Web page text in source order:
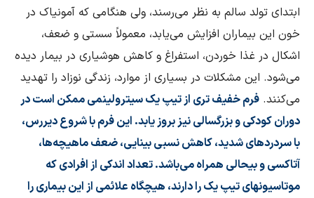
ابتدای تولد سالم به نظر می‌رسند، ولی هنگامی که آمونیاک در
خون این بیماران افزایش می‌یابد، معمولاً سستی و ضعف،
اشکال در غذا خوردن، استفراغ و کاهش هوشیاری در بیمار دیده
می‌شود. این مشکلات در بسیاری از موارد، زندگی نوزاد را تهدید
می‌کنند. فرم خفیف‌ تری از تیپ یک سیترولینمی ممکن است در
دوران کودکی و بزرگسالی نیز بروز یابد. این فرم با شروع دیررس،
با سردردهای شدید، کاهش نسبی بینایی، ضعف ماهیچه‌ها،
آتاکسی و بیحالی همراه می‌باشد. تعداد اندکی از افرادی که
موتاسیونهای تیپ یک را دارند، هیچگاه علائمی از این بیماری را